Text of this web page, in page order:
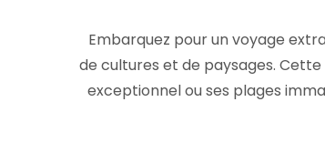
Embarquez pour un voyage
de cultures et de paysages.
exceptionnel ou ses plages